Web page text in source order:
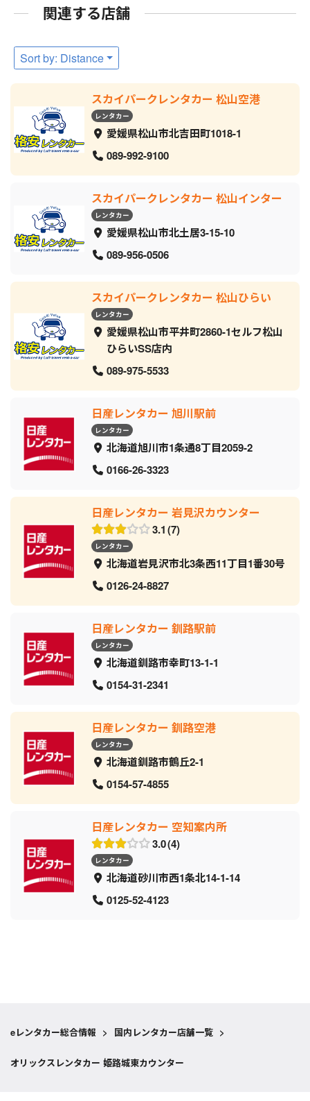
関連する店舗
Sort by: Distance
スカイパークレンタカー 松山空港
レンタカー
愛媛県松山市北吉田町1018-1
089-992-9100
スカイパークレンタカー 松山インター
レンタカー
愛媛県松山市北土居3-15-10
089-956-0506
スカイパークレンタカー 松山ひらい
レンタカー
愛媛県松山市平井町2860-1セルフ松山
ひらいSS店内
089-975-5533
日産レンタカー 旭川駅前
レンタカー
北海道旭川市1条通8丁目2059‐2
0166-26-3323
日産レンタカー 岩見沢カウンター
3.1 7
レンタカー
北海道岩見沢市北3条西11丁目1番30号
0126-24-8827
日産レンタカー 釧路駅前
レンタカー
北海道釧路市幸町13-1-1
0154-31-2341
日産レンタカー 釧路空港
レンタカー
北海道釧路市鶴丘2-1
0154-57-4855
日産レンタカー 空知案内所
3.0 4
レンタカー
北海道砂川市西1条北14-1-14
0125-52-4123
eレンタカー総合情報 > 国内レンタカー店舗一覧 >
オリックスレンタカー 姫路城東カウンター